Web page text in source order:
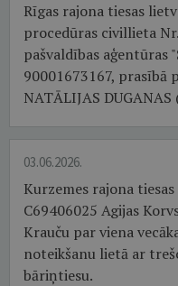
Rīgas rajona tiesas
procedūras civillieta
pašvaldības aģentūras
90001673167, prasībā
NATĀLIJAS DUGANAS
03.06.2026.
Kurzemes rajona
C69406025 Agijas
Krauču par viena
noteikšanu lietā ar
bāriņtiesu.